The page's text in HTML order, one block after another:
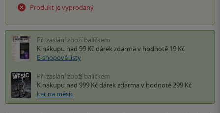
Produkt je vyprodaný.
Při zaslání zboží balíčkem
K nákupu nad 99 Kč dárek zdarma v hodnotě 19 Kč
E-shopové listy
Při zaslání zboží balíčkem
K nákupu nad 999 Kč dárek zdarma v hodnotě 299 Kč
Let na měsíc